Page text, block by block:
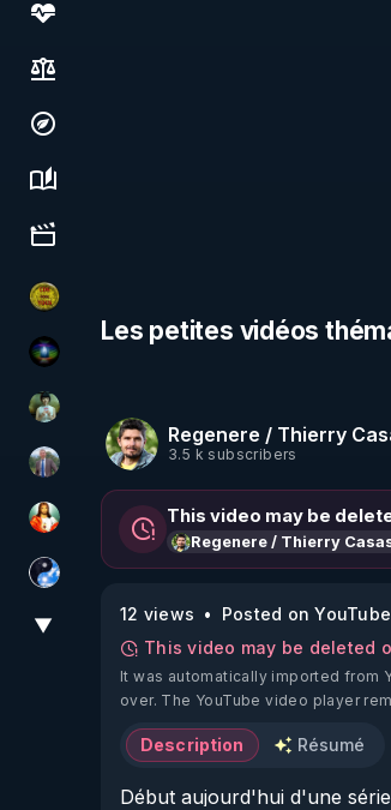
Society, justice & freedoms
Economy, environment & technology
Science, history & spirituality
Culture, media & entertainment
CDS pour TOUS
WakeUp
Sonmi-877
Nicolas BOUVIER
L'autre son de cloche
Chercheur de vérité
▼
Les petites vidéos
Regenere / Thierry
3.5 k subscribers
This video may be
Regenere / Thierry
12 views
Posted on
This video may be deleted
It was automatically imported from
over. The YouTube video player
Description Résumé
Début aujourd'hui d'une